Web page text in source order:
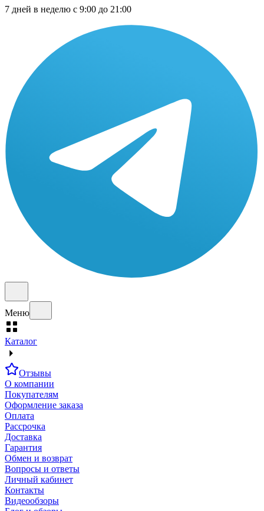
7 дней в неделю с 9:00 до 21:00
Меню
Каталог
Отзывы
О компании
Покупателям
Оформление заказа
Оплата
Рассрочка
Доставка
Гарантия
Обмен и возврат
Вопросы и ответы
Личный кабинет
Контакты
Видеообзоры